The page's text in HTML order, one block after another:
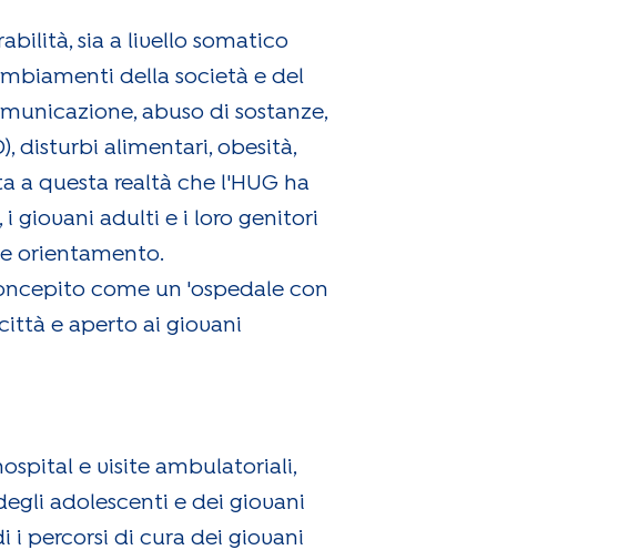
sia a livello somatico
della società e del
abuso di sostanze,
disturbi alimentari, obesità,
a questa realtà che l'HUG ha
i giovani adulti e i loro genitori
orientamento.
come un 'ospedale con
e aperto ai giovani
e visite ambulatoriali,
adolescenti e dei giovani
i percorsi di cura dei giovani